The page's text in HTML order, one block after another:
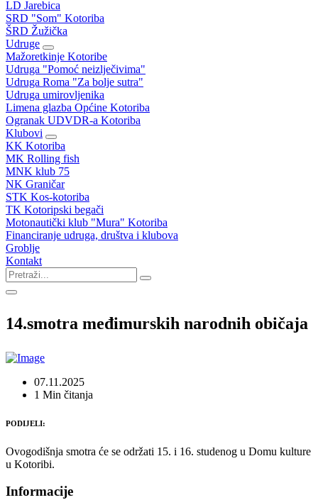
LD Jarebica
SRD "Som" Kotoriba
ŠRD Žužička
Udruge
Mažoretkinje Kotoribe
Udruga "Pomoć neizlječivima"
Udruga Roma "Za bolje sutra"
Udruga umirovljenika
Limena glazba Općine Kotoriba
Ogranak UDVDR-a Kotoriba
Klubovi
KK Kotoriba
MK Rolling fish
MNK klub 75
NK Graničar
STK Kos-kotoriba
TK Kotoripski begači
Motonautički klub "Mura" Kotoriba
Financiranje udruga, društva i klubova
Groblje
Kontakt
14.smotra međimurskih narodnih običaja
07.11.2025
1 Min čitanja
PODIJELI:
Ovogodišnja smotra će se održati 15. i 16. studenog u Domu kulture
u Kotoribi.
Informacije